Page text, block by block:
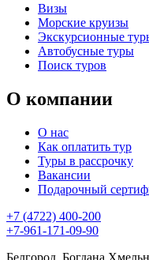
Визы
Морские круизы
Экскурсионные
Автобусные туры
Поиск туров
О компании
О нас
Как оплатить тур
Туры в рассрочку
Вакансии
Подарочный
+7 (4722) 400-200
+7-961-171-09-90
Белгород, Богдана